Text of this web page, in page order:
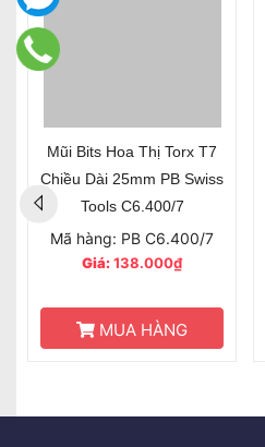
Mũi Bits Hoa Thị Torx T7
Chiều Dài 25mm PB Swiss
Tools C6.400/7
Mã hàng: PB C6.400/7
Giá:138.000₫
MUA HÀNG